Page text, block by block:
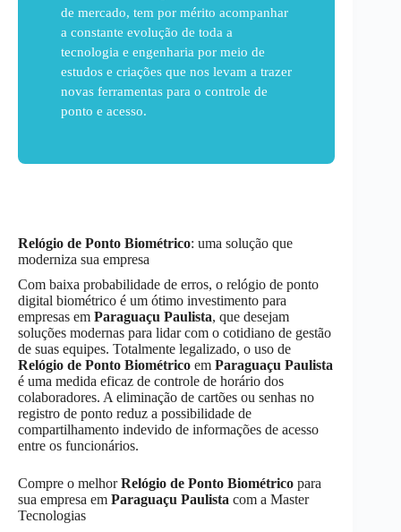
de mercado, tem por mérito acompanhar
a constante evolução de toda a
tecnologia e engenharia por meio de
estudos e criações que nos levam a trazer
novas ferramentas para o controle de
ponto e acesso.
Relógio de Ponto Biométrico: uma solução que
moderniza sua empresa
Com baixa probabilidade de erros, o relógio de ponto
digital biométrico é um ótimo investimento para
empresas em Paraguaçu Paulista, que desejam
soluções modernas para lidar com o cotidiano de gestão
de suas equipes. Totalmente legalizado, o uso de
Relógio de Ponto Biométrico em Paraguaçu Paulista
é uma medida eficaz de controle de horário dos
colaboradores. A eliminação de cartões ou senhas no
registro de ponto reduz a possibilidade de
compartilhamento indevido de informações de acesso
entre os funcionários.
Compre o melhorRelógio de Ponto Biométrico para
sua empresa em Paraguaçu Paulista com a Master
Tecnologias